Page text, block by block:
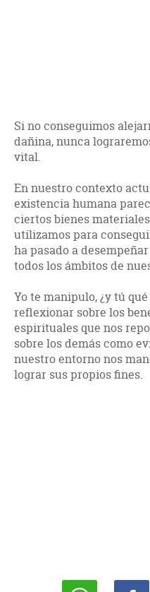
Si no conseguimos
dañina, nunca
vital.
En nuestro contexto
existencia humana
ciertos bienes
utilizamos para
ha pasado a
todos los ámbitos de
Yo te manipulo, ¿y tú
reflexionar sobre los
espirituales que nos
sobre los demás como
nuestro entorno nos
lograr sus propios fines.